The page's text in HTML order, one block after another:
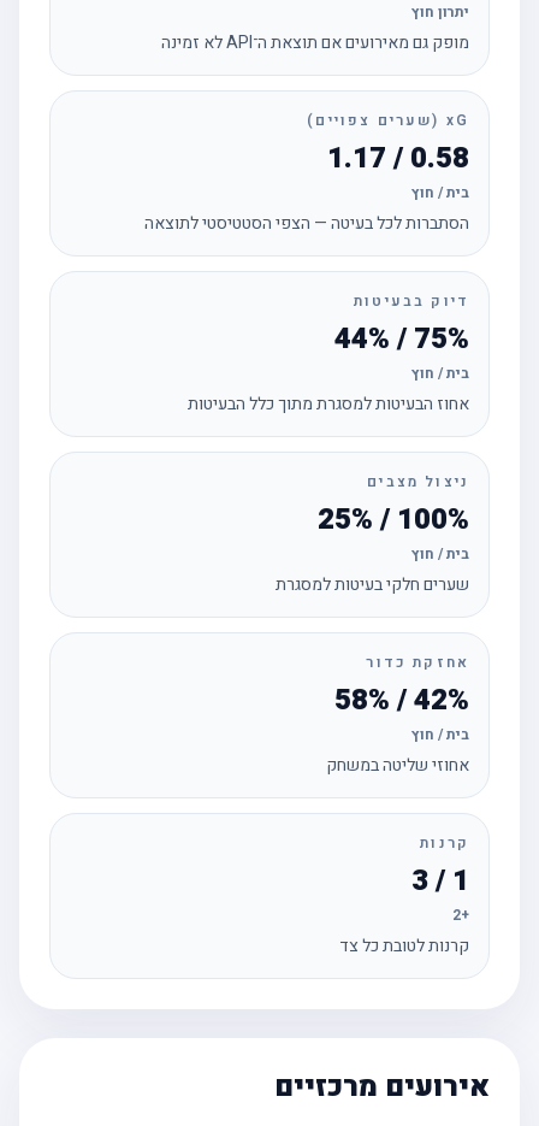
יתרון חוץ
מופק גם מאירועים אם תוצאת ה־API לא זמינה
xG (שערים צפויים)
0.58 / 1.17
בית / חוץ
הסתברות לכל בעיטה — הצפי הסטטיסטי לתוצאה
דיוק בבעיטות
75% / 44%
בית / חוץ
אחוז הבעיטות למסגרת מתוך כלל הבעיטות
ניצול מצבים
100% / 25%
בית / חוץ
שערים חלקי בעיטות למסגרת
אחזקת כדור
42% / 58%
בית / חוץ
אחוזי שליטה במשחק
קרנות
קרנות לטובת כל צד
אירועים מרכזיים